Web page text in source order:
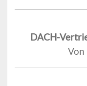
DACH-